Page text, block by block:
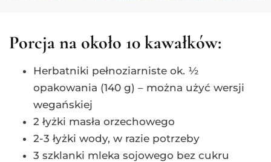
Porcja na około 10 kawałków:
Herbatniki pełnoziarniste ok. ½
opakowania (140 g) – można użyć wersji
wegańskiej
2 łyżki masła orzechowego
2-3 łyżki wody, w razie potrzeby
3 szklanki mleka sojowego bez cukru